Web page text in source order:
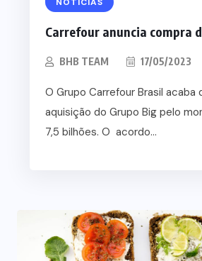
Carrefour anuncia compra
BHB TEAM 17/05/2023
O Grupo Carrefour Brasil acaba
aquisição do Grupo Big pelo
7,5 bilhões. O acordo...